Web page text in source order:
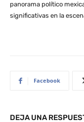
panorama político
significativas en la
Facebook
DEJA UNA